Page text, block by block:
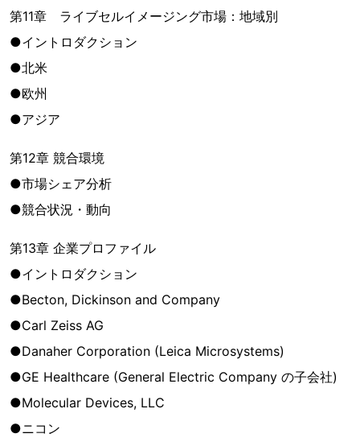
第11章 ライブセルイメージング市場：地域別
●イントロダクション
●北米
●欧州
●アジア
第12章 競合環境
●市場シェア分析
●競合状況・動向
第13章 企業プロファイル
●イントロダクション
●Becton, Dickinson and Company
●Carl Zeiss AG
●Danaher Corporation (Leica Microsystems)
●GE Healthcare (General Electric Company の子会社)
●Molecular Devices, LLC
●ニコン